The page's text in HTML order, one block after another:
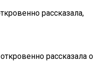
рассказала,
рассказала о